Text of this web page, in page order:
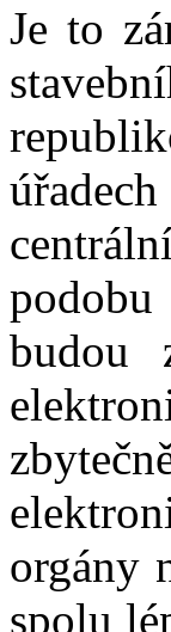
Je to
budou
orgány
spolu